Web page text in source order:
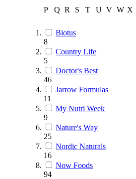
P Q R S T U V W X
Biotus
8
Country Life
5
Doctor's Best
46
Jarrow Formulas
11
My Nutri Week
9
Nature's Way
25
Nordic Naturals
16
Now Foods
94